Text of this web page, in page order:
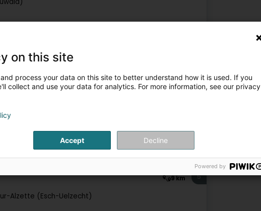
Expertise & Consultance an de Beräicher Berodung,
mat enger Spezialiséierung op Bautechniken an
9 km
Alzette (Esch-Uelzecht)
5
on this site
process your data on this site to better understand how it is used. If you
collect and use your data for analytics. For more information, see our privacy
Accept Decline
Powered by